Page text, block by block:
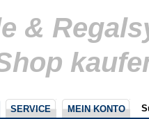
&
SERVICE MEIN KONTO